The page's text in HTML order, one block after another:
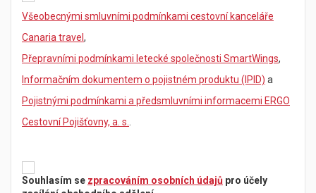
Všeobecnými smluvními podmínkami cestovní kanceláře
Canaria travel ,
Přepravními podmínkami letecké společnosti SmartWings,
Informačním dokumentem o pojistném produktu (IPID) a
Pojistnými podmínkami a předsmluvními informacemi ERGO
Cestovní Pojišťovny, a. s.
Souhlasím se zpracováním osobních údajů pro účely